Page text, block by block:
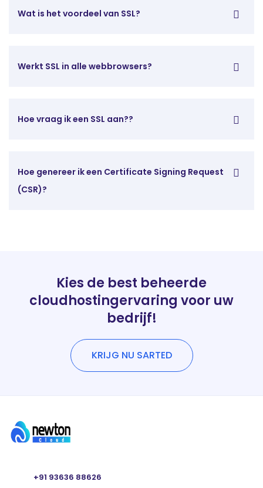
Wat is het voordeel van SSL?
Werkt SSL in alle webbrowsers?
Hoe vraag ik een SSL aan??
Hoe genereer ik een Certificate Signing Request
(CSR)?
Kies de best beheerde
cloudhostingervaring voor uw
bedrijf!
KRIJG NU SARTED
+91 93636 88626